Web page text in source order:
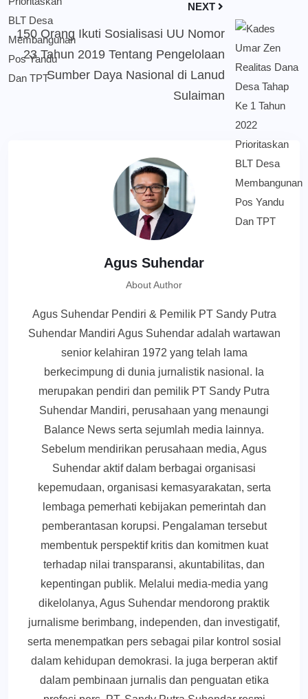
NEXT
150 Orang Ikuti Sosialisasi UU Nomor
23 Tahun 2019 Tentang Pengelolaan
Sumber Daya Nasional di Lanud
Sulaiman
Agus Suhendar
About Author
Agus Suhendar Pendiri & Pemilik PT Sandy Putra
Suhendar Mandiri Agus Suhendar adalah wartawan
senior kelahiran 1972 yang telah lama
berkecimpung di dunia jurnalistik nasional. Ia
merupakan pendiri dan pemilik PT Sandy Putra
Suhendar Mandiri, perusahaan yang menaungi
Balance News serta sejumlah media lainnya.
Sebelum mendirikan perusahaan media, Agus
Suhendar aktif dalam berbagai organisasi
kepemudaan, organisasi kemasyarakatan, serta
lembaga pemerhati kebijakan pemerintah dan
pemberantasan korupsi. Pengalaman tersebut
membentuk perspektif kritis dan komitmen kuat
terhadap nilai transparansi, akuntabilitas, dan
kepentingan publik. Melalui media-media yang
dikelolanya, Agus Suhendar mendorong praktik
jurnalisme berimbang, independen, dan investigatif,
serta menempatkan pers sebagai pilar kontrol sosial
dalam kehidupan demokrasi. Ia juga berperan aktif
dalam pembinaan jurnalis dan penguatan etika